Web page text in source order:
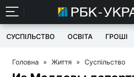
СУСПІЛЬСТВО ОСВІТА ГРОШІ
Головна » Життя » Суспільство